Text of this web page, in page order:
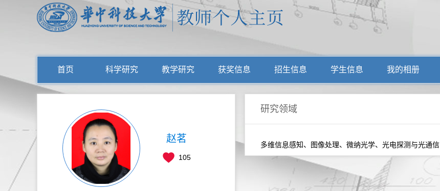
首页 科学研究 教学研究 获奖信息 招生信息 学生信息 我的相册
赵茗
105
研究领域
多维信息感知、图像处理、微纳光学、光电探测与光通信